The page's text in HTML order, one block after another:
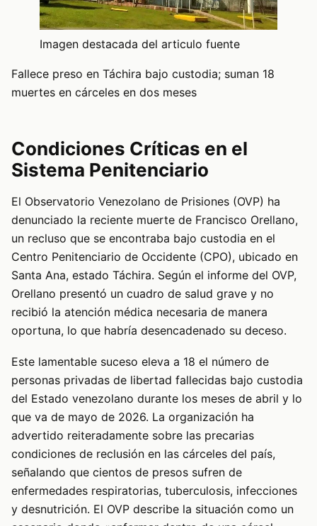
Imagen destacada del articulo fuente
Fallece preso en Táchira bajo custodia; suman 18
muertes en cárceles en dos meses
Condiciones Críticas en el
Sistema Penitenciario
El Observatorio Venezolano de Prisiones (OVP) ha
denunciado la reciente muerte de Francisco Orellano,
un recluso que se encontraba bajo custodia en el
Centro Penitenciario de Occidente (CPO), ubicado en
Santa Ana, estado Táchira. Según el informe del OVP,
Orellano presentó un cuadro de salud grave y no
recibió la atención médica necesaria de manera
oportuna, lo que habría desencadenado su deceso.
Este lamentable suceso eleva a 18 el número de
personas privadas de libertad fallecidas bajo custodia
del Estado venezolano durante los meses de abril y lo
que va de mayo de 2026. La organización ha
advertido reiteradamente sobre las precarias
condiciones de reclusión en las cárceles del país,
señalando que cientos de presos sufren de
enfermedades respiratorias, tuberculosis, infecciones
y desnutrición. El OVP describe la situación como un